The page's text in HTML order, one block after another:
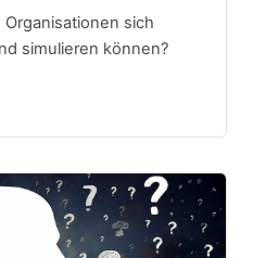
sich
simulieren können?